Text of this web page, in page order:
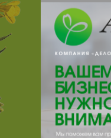
С
связи».
Дата публикации:
Поделиться:
Тэги: праздник
Источник: